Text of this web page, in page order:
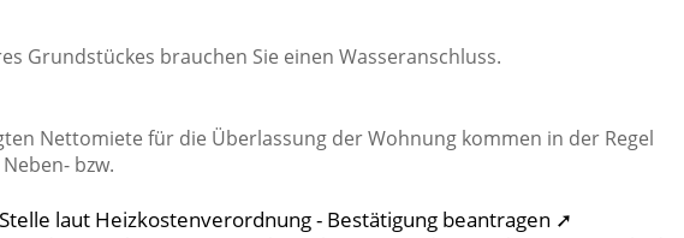
Grundstückes brauchen Sie einen Wasseranschluss.
Nettomiete für die Überlassung der Wohnung kommen in der Regel
bzw.
laut Heizkostenverordnung - Bestätigung beantragen ➚